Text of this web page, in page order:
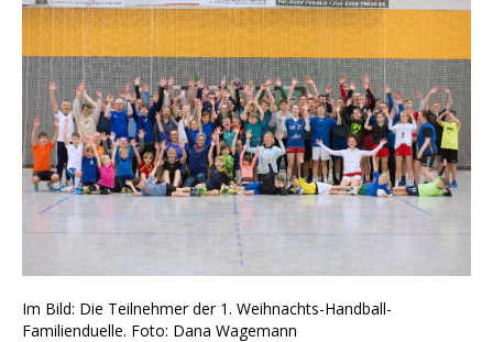
Im Bild: Die Teilnehmer der 1. Weihnachts-Handball-
Familienduelle. Foto: Dana Wagemann